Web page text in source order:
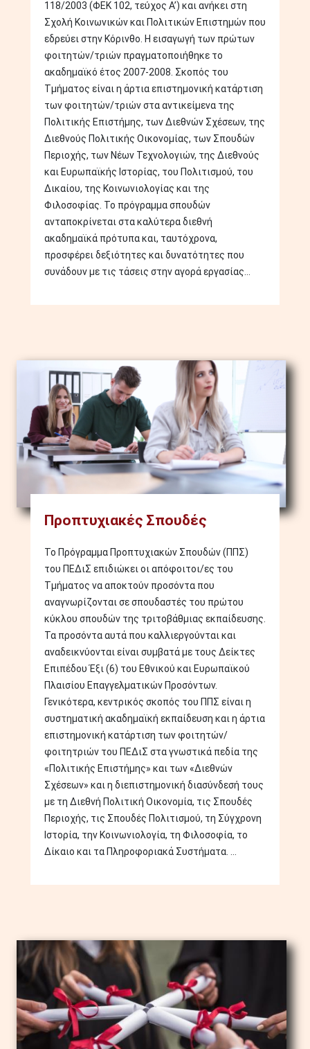
118/2003 (ΦΕΚ 102, τεύχος Α’) και ανήκει στη
Σχολή Κοινωνικών και Πολιτικών Επιστημών που
εδρεύει στην Κόρινθο. Η εισαγωγή των πρώτων
φοιτητών/τριών πραγματοποιήθηκε το
ακαδημαϊκό έτος 2007-2008. Σκοπός του
Τμήματος είναι η άρτια επιστημονική κατάρτιση
των φοιτητών/τριών στα αντικείμενα της
Πολιτικής Επιστήμης, των Διεθνών Σχέσεων, της
Διεθνούς Πολιτικής Οικονομίας, των Σπουδών
Περιοχής, των Νέων Τεχνολογιών, της Διεθνούς
και Ευρωπαϊκής Ιστορίας, του Πολιτισμού, του
Δικαίου, της Κοινωνιολογίας και της
Φιλοσοφίας. Το πρόγραμμα σπουδών
ανταποκρίνεται στα καλύτερα διεθνή
ακαδημαϊκά πρότυπα και, ταυτόχρονα,
προσφέρει δεξιότητες και δυνατότητες που
συνάδουν με τις τάσεις στην αγορά εργασίας...
Προπτυχιακές Σπουδές
Το Πρόγραμμα Προπτυχιακών Σπουδών (ΠΠΣ)
του ΠΕΔιΣ επιδιώκει οι απόφοιτοι/ες του
Τμήματος να αποκτούν προσόντα που
αναγνωρίζονται σε σπουδαστές του πρώτου
κύκλου σπουδών της τριτοβάθμιας εκπαίδευσης.
Τα προσόντα αυτά που καλλιεργούνται και
αναδεικνύονται είναι συμβατά με τους Δείκτες
Επιπέδου Έξι (6) του Εθνικού και Ευρωπαϊκού
Πλαισίου Επαγγελματικών Προσόντων.
Γενικότερα, κεντρικός σκοπός του ΠΠΣ είναι η
συστηματική ακαδημαϊκή εκπαίδευση και η άρτια
επιστημονική κατάρτιση των φοιτητών/
φοιτητριών του ΠΕΔιΣ στα γνωστικά πεδία της
«Πολιτικής Επιστήμης» και των «Διεθνών
Σχέσεων» και η διεπιστημονική διασύνδεσή τους
με τη Διεθνή Πολιτική Οικονομία, τις Σπουδές
Περιοχής, τις Σπουδές Πολιτισμού, τη Σύγχρονη
Ιστορία, την Κοινωνιολογία, τη Φιλοσοφία, το
Δίκαιο και τα Πληροφοριακά Συστήματα. ...
Image